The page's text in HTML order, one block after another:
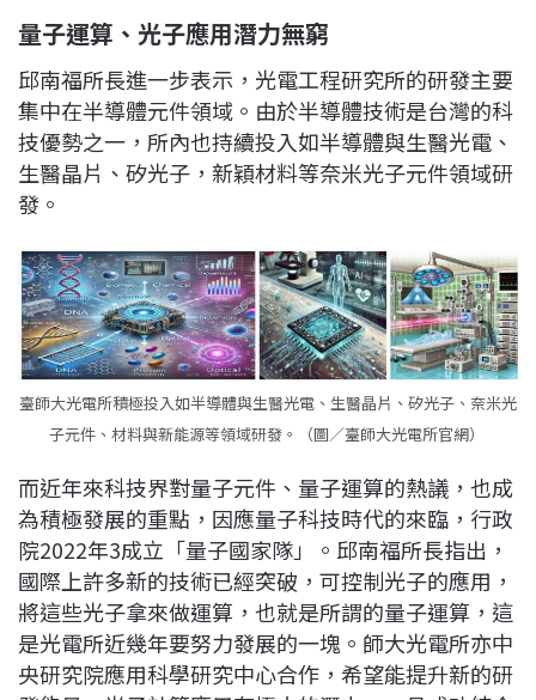
量子運算、光子應用潛力無窮
邱南福所長進一步表示，光電工程研究所的研發主要
集中在半導體元件領域。由於半導體技術是台灣的科
技優勢之一，所內也持續投入如半導體與生醫光電、
生醫晶片、矽光子，新穎材料等奈米光子元件領域研
發。
臺師大光電所積極投入如半導體與生醫光電、生醫晶片、矽光子、奈米光
子元件、材料與新能源等領域研發。（圖／臺師大光電所官網）
而近年來科技界對量子元件、量子運算的熱議，也成
為積極發展的重點，因應量子科技時代的來臨，行政
院2022年3成立「量子國家隊」。邱南福所長指出，
國際上許多新的技術已經突破，可控制光子的應用，
將這些光子拿來做運算，也就是所謂的量子運算，這
是光電所近幾年要努力發展的一塊。師大光電所亦中
央研究院應用科學研究中心合作，希望能提升新的研